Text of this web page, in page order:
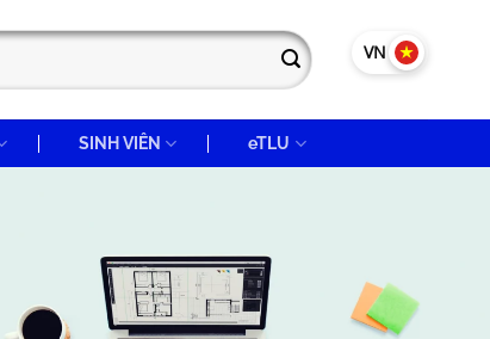
VN EN
SINH VIÊN eTLU